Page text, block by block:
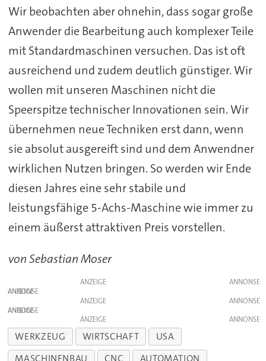
Wir beobachten aber ohnehin, dass sogar große
Anwender die Bearbeitung auch komplexer Teile
mit Standardmaschinen versuchen. Das ist oft
ausreichend und zudem deutlich günstiger. Wir
wollen mit unseren Maschinen nicht die
Speerspitze technischer Innovationen sein. Wir
übernehmen neue Techniken erst dann, wenn
sie absolut ausgereift sind und dem Anwendner
wirklichen Nutzen bringen. So werden wir Ende
diesen Jahres eine sehr stabile und
leistungsfähige 5-Achs-Maschine wie immer zu
einem äußerst attraktiven Preis vorstellen.
von Sebastian Moser
ANZEIGE
ANZEIGE
ANZEIGE
ANZEIGE
ANZEIGE
WERKZEUG WIRTSCHAFT
USA
MASCHINENBAU
CNC AUTOMATION